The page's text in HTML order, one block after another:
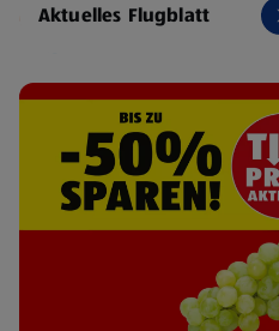
Aktuelles Flugblatt